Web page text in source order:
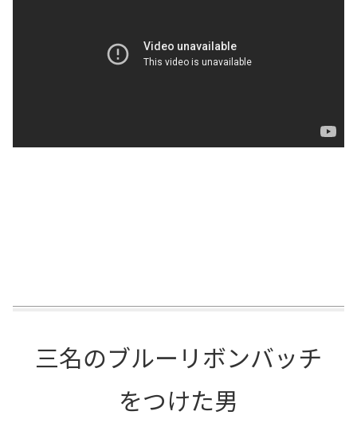
三名のブルーリボンバッチ
をつけた男